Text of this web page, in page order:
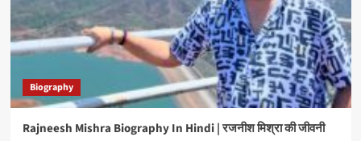
Biography
Rajneesh Mishra Biography In Hindi | रजनीश मिश्रा की जीवनी